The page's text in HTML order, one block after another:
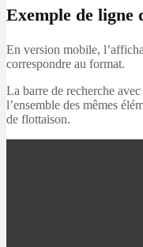
Exemple de ligne
En version mobile,
correspondre au format.
La barre de recherche
l’ensemble des mêmes
de flottaison.